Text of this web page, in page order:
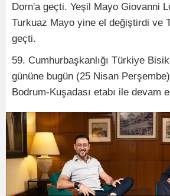
Dorn'a geçti. Yeşil Mayo Giovanni
Turkuaz Mayo yine el değiştirdi ve
geçti.
59. Cumhurbaşkanlığı Türkiye
gününe bugün (25 Nisan
Bodrum-Kuşadası etabı ile devam